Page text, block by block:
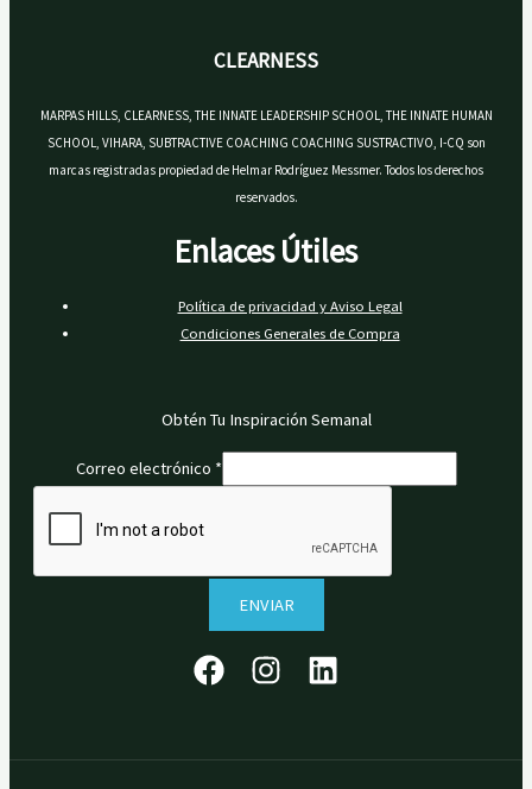
CLEARNESS
MARPAS HILLS, CLEARNESS, THE INNATE LEADERSHIP SCHOOL, THE INNATE HUMAN
SCHOOL, VIHARA, SUBTRACTIVE COACHING COACHING SUSTRACTIVO, I-CQ son
marcas registradas propiedad de Helmar Rodríguez Messmer. Todos los derechos
reservados.
Enlaces Útiles
Política de privacidad y Aviso Legal
Condiciones Generales de Compra
Obtén Tu Inspiración Semanal
Correo electrónico *
ENVIAR